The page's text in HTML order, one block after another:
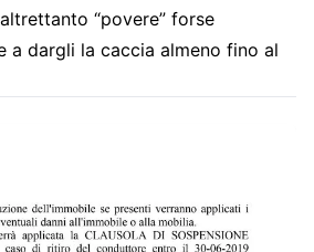
“povere” forse
a dargli la caccia almeno fino al